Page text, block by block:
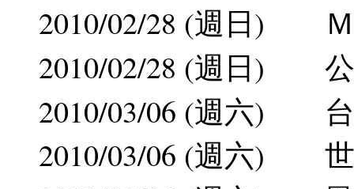
2010/02/28 (週日)
2010/02/28 (週日
2010/03/06 (週六)
2010/03/06 (週六)